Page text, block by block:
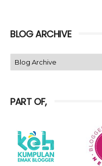
BLOG ARCHIVE
PART OF,